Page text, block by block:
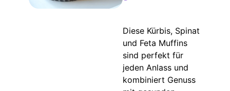
Diese Kürbis, Spinat
und Feta Muffins
sind perfekt für
jeden Anlass und
kombiniert Genuss